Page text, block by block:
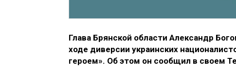
Глава Брянской области Александр
ходе диверсии украинских
героем». Об этом он сообщил в своем